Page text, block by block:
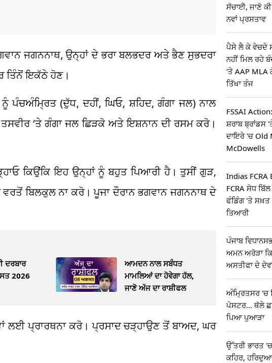
ਜਗਨਨਾਥ, ਉਨ੍ਹਾਂ ਦੇ ਭਰਾ ਬਲਭਦਰ ਅਤੇ ਭੈਣ ਸੁਭਦਰਾ
ਤਿੰਨੋਂ ਇਕੱਠੇ ਹੋਣ।
(ਦੁੱਧ, ਦਹੀਂ, ਘਿਓ, ਸ਼ਹਿਦ, ਗੰਗਾ ਜਲ) ਨਾਲ
‘ਤੇ ਗੰਗਾ ਜਲ ਛਿੜਕੋ ਅਤੇ ਇਸ਼ਨਾਨ ਦੀ ਰਸਮ ਕਰੋ।
ਕਿਉਂਕਿ ਇਹ ਉਨ੍ਹਾਂ ਨੂੰ ਬਹੁਤ ਪਿਆਰੀ ਹੈ। ਤੁਸੀਂ ਗੁੜ,
ਬਿਲਕੁਲ ਨਾ ਕਰੋ। ਪੂਜਾ ਦੌਰਾਨ ਭਗਵਾਨ ਜਗਨਨਾਥ ਦੇ
ਦਰਬਾਰ
2026
ਆਮਦਨ ਨਾਲ ਸਬੰਧਤ
ਮਾਮਲਿਆਂ ਦਾ ਹੋਵੇਗਾ ਹੱਲ,
ਜਾਣੋ ਅੱਜ ਦਾ ਰਾਸ਼ੀਫਲ
ਪ੍ਰਾਰਥਨਾ ਕਰੋ। ਪ੍ਰਸਾਦ ਚੜ੍ਹਾਉਣ ਤੋਂ ਬਾਅਦ, ਘਰ
ਸੱਚਾਈ, ਜਾਣੋ
ਨਵਾਂ ਪ੍ਰਸਤਾਵ
ਪੈਸੇ ਲੈ ਕੇ ਵੇਚਦੇ
ਨਹੀਂ ਮਿਲ ਰਹੇ
'ਤੇ AAP MLA
ਤਿੱਖਾ ਤੰਜ
FSSAI
ਸ਼ਰਾਬ ਬ੍ਰਾਂਡਸ
ਦਾਇਰੇ 'ਚ Old
McDowells
Indias
FCRA ਸੋਧ
ਫੰਡਿੰਗ 'ਤੇ ਸਖ਼ਤ
ਤਿਆਰੀ
ਪੰਜਾਬ
ਅਮਨ ਅਰੋੜਾ
ਅਸਤੀਫਾ ਦੇ
ਅੰਮ੍ਰਿਤਸਰ 'ਚ
ਪੋਸਟਰ... ਥੱਲੇ
ਪਿਆ ਪੁਆੜਾ
ਉੱਤਰੀ ਭਾਰਤ 'ਚ
ਕਹਿਰ,